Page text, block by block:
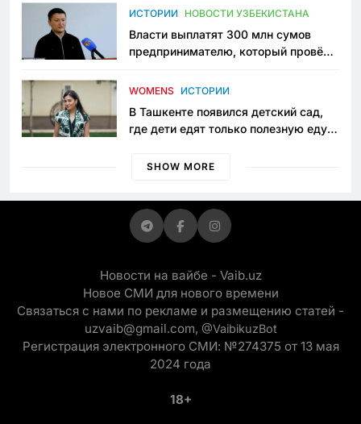
пространство
ИСТОРИИ НОВОСТИ УЗБЕКИСТАНА
Власти выплатят 300 млн сумов
предпринимателю, который провёл
приговору
WOMENS ИСТОРИИ
В Ташкенте появился детский сад,
где дети едят только полезную еду.
просить «кашу без сахара»
SHOW MORE
Новости на вайбе - Vaib.uz
Новое СМИ для нового времени
Связаться с нами по рекламе и размещению статей -
uzvaib@gmail.com, @VaibikuzBot
Регистрация электронного СМИ: №274375 от 13 мая
2024 года
18+